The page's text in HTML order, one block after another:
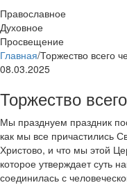
Православное
Духовное
Просвещение
Главная/Торжество всего
08.03.2025
Торжество
Мы празднуем праздник
как мы все причастились
Христово, и что мы этой
которое утверждает суть
соединилась с